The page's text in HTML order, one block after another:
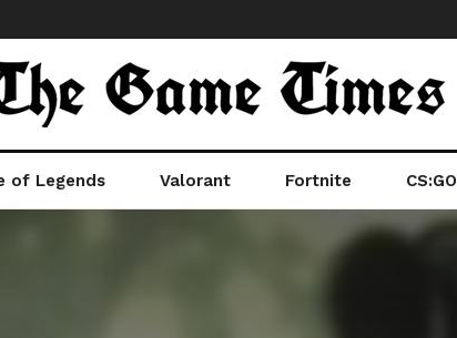
of Legends Valorant Fortnite CS:GO